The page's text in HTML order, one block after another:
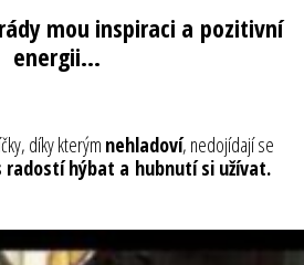
mou inspiraci a pozitivní
energii...
díky kterým nehladoví, nedojídají se
radostí hýbat a hubnutí si užívat.